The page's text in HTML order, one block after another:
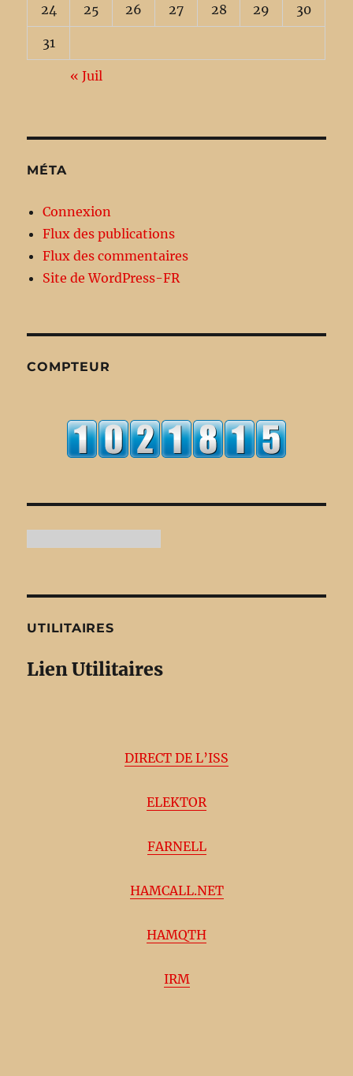
24 25 26 27 28 29 30
31
« Juil
MÉTA
Connexion
Flux des publications
Flux des commentaires
Site de WordPress-FR
COMPTEUR
UTILITAIRES
Lien Utilitaires
DIRECT DE L’ISS
ELEKTOR
FARNELL
HAMCALL.NET
HAMQTH
IRM